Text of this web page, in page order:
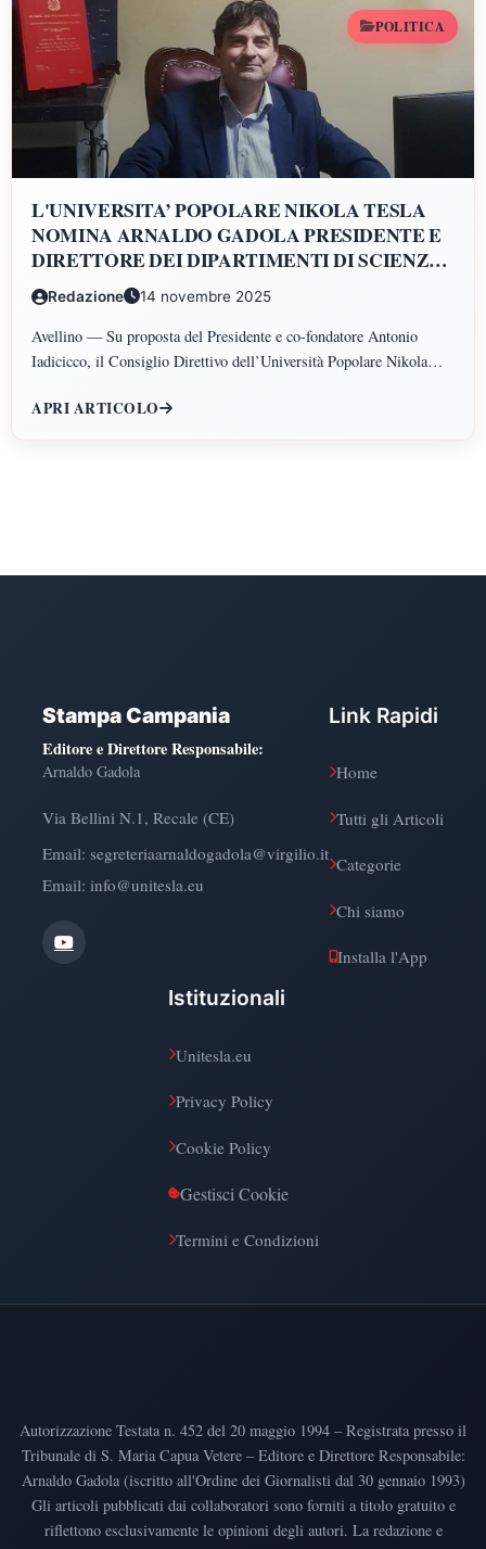
POLITICA
L'UNIVERSITA’ POPOLARE NIKOLA TESLA
NOMINA ARNALDO GADOLA PRESIDENTE E
DIRETTORE DEI DIPARTIMENTI DI SCIENZE
GIURIDICHE, ECONOMICHE, SCIENZE
POLITICHE, PSICOLOGIA, SCIENZE UMANE,
FILOSOFIA E PEDAGOGIA
Redazione 14 novembre 2025
Avellino — Su proposta del Presidente e co-fondatore Antonio
Iadicicco, il Consiglio Direttivo dell’Università Popolare Nikola
Dipartimenti di Scienze Giuridiche ed Economiche, Scienze
APRI ARTICOLO
Stampa Campania
Editore e Direttore Responsabile:
Arnaldo Gadola
Via Bellini N.1, Recale (CE)
Email: segreteriaarnaldogadola@virgilio.it
Email: info@unitesla.eu
Link Rapidi
Home
Tutti gli Articoli
Categorie
Chi siamo
Installa l'App
Istituzionali
Unitesla.eu
Privacy Policy
Cookie Policy
Gestisci Cookie
Termini e Condizioni
Autorizzazione Testata n. 452 del 20 maggio 1994 – Registrata presso il
Tribunale di S. Maria Capua Vetere – Editore e Direttore Responsabile:
Arnaldo Gadola (iscritto all'Ordine dei Giornalisti dal 30 gennaio 1993)
Gli articoli pubblicati dai collaboratori sono forniti a titolo gratuito e
riflettono esclusivamente le opinioni degli autori. La redazione e